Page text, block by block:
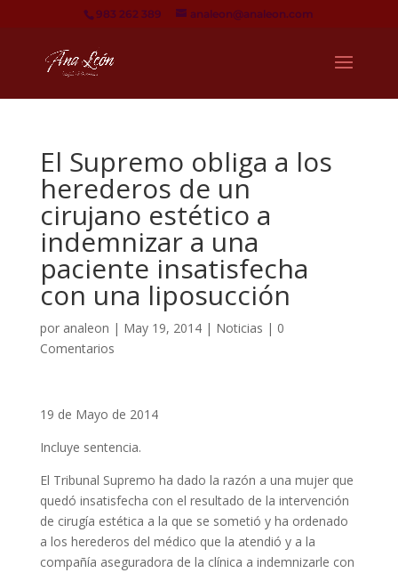
983 262 389 analeon@analeon.com
El Supremo obliga a los
herederos de un
cirujano estético a
indemnizar a una
paciente insatisfecha
con una liposucción
por analeon | May 19, 2014| Noticias | 0
Comentarios
19 de Mayo de 2014
Incluye sentencia.
El Tribunal Supremo ha dado la razón a una mujer que
quedó insatisfecha con el resultado de la intervención
de cirugía estética a la que se sometió y ha ordenado
a los herederos del médico que la atendió y a la
compañía aseguradora de la clínica a indemnizarle con